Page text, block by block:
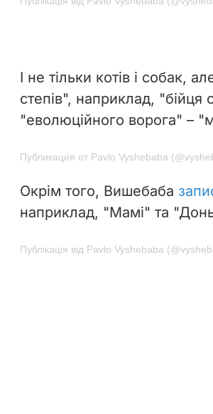
І не тільки котів і собак,
степів", наприклад, "бійця
"еволюційного ворога" –
Публикация от Pavlo Vyshebaba
Окрім того, Вишебаба
наприклад, "Мамі" та
Публікація від Pavlo Vyshebaba